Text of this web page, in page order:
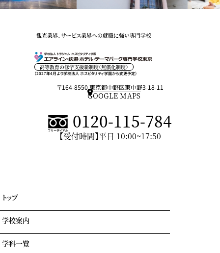
観光業界、サービス業界への就職に強い専門学校
高等教育の修学支援新制度（無償化制度）
（2027年4月より学校法人 ホスピタリティ学園から変更予定）
〒164-8550 東京都中野区東中野3-18-11
GOOGLE MAPS
0120-115-784
【受付時間】平日 10:00~17:50
トップ
学校案内
学園情報・教育理念
学科一覧